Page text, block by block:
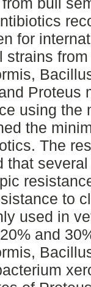
for
strains
Proteus
using the
the
The
that
to
used in
and